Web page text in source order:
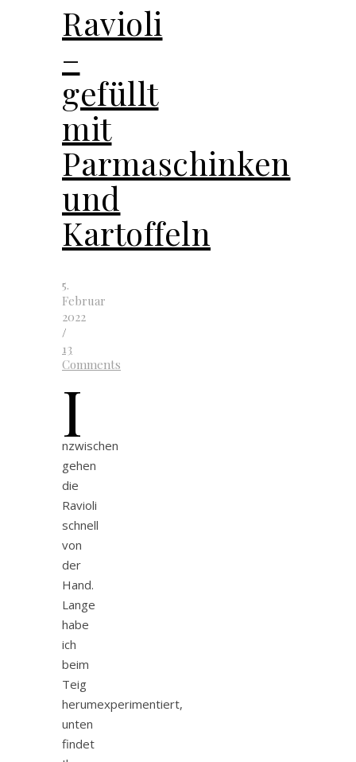
Ravioli
–
gefüllt
mit
Parmaschinken
und
Kartoffeln
5.
Februar
2022
/
13
Comments
I
nzwischen
gehen
die
Ravioli
schnell
von
der
Hand.
Lange
habe
ich
beim
Teig
herumexperimentiert,
unten
findet